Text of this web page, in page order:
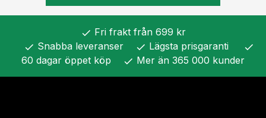
check Fri frakt från 699 kr
check Snabba leveranser check Lägsta prisgaranti check
60 dagar öppet köp check Mer än 365 000 kunder